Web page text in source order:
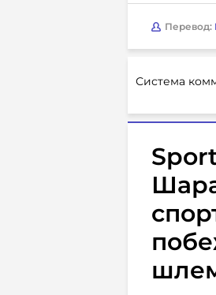
Перевод:
Система